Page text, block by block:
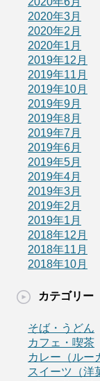
2020年3月
2020年2月
2020年1月
2019年12月
2019年11月
2019年10月
2019年9月
2019年8月
2019年7月
2019年6月
2019年5月
2019年4月
2019年3月
2019年2月
2019年1月
2018年12月
2018年11月
2018年10月
カテゴリー
そば・うどん
カフェ・喫茶
カレー（ルー
スイーツ（洋